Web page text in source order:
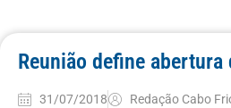
Reunião define abertura
31/07/2018 Redação Cabo